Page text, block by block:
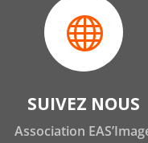

SUIVEZ NOUS
Association